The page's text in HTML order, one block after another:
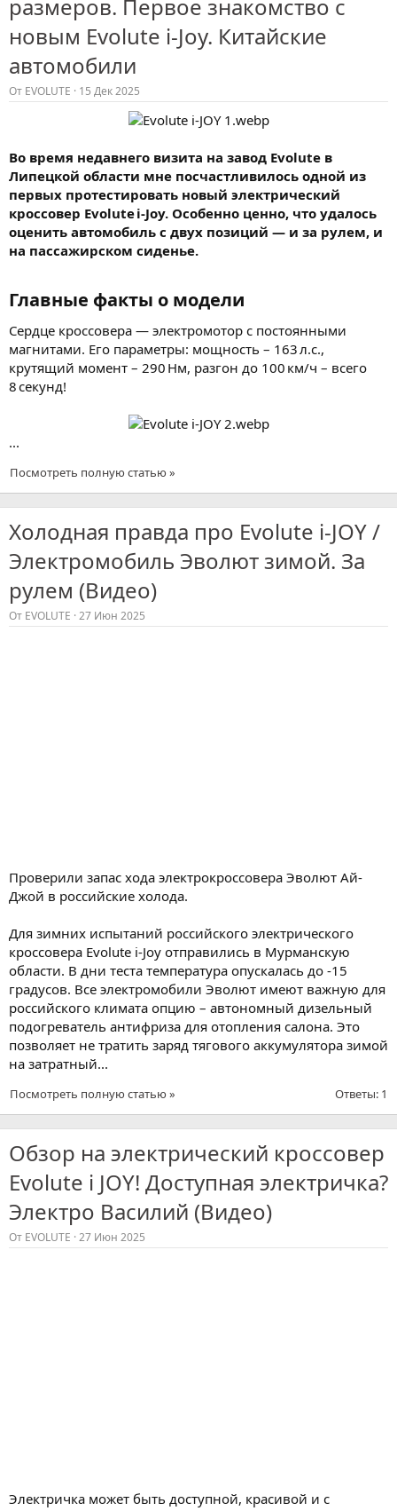
размеров. Первое знакомство с
новым Evolute i-Joy. Китайские
автомобили
От EVOLUTE 15 Дек 2025
Во время недавнего визита на завод Evolute в
Липецкой области мне посчастливилось одной из
первых протестировать новый электрический
кроссовер Evolute i‑Joy. Особенно ценно, что удалось
оценить автомобиль с двух позиций — и за рулем, и
на пассажирском сиденье.
Главные факты о модели​
Сердце кроссовера — электромотор с постоянными
магнитами. Его параметры: мощность – 163 л.с.,
крутящий момент – 290 Нм, разгон до 100 км/ч – всего
8 секунд!
...
Посмотреть полную статью »
Холодная правда про Evolute i-JOY /
Электромобиль Эволют зимой. За
рулем (Видео)
От EVOLUTE 27 Июн 2025
Проверили запас хода электрокроссовера Эволют Ай-
Джой в российские холода.
Для зимних испытаний российского электрического
кроссовера Evolute i-Joy отправились в Мурманскую
области. В дни теста температура опускалась до -15
градусов. Все электромобили Эволют имеют важную для
российского климата опцию – автономный дизельный
подогреватель антифриза для отопления салона. Это
позволяет не тратить заряд тягового аккумулятора зимой
на затратный...
Ответы: 1
Посмотреть полную статью »
Обзор на электрический кроссовер
Evolute i JOY! Доступная электричка?
Электро Василий (Видео)
От EVOLUTE 27 Июн 2025
Электричка может быть доступной, красивой и с